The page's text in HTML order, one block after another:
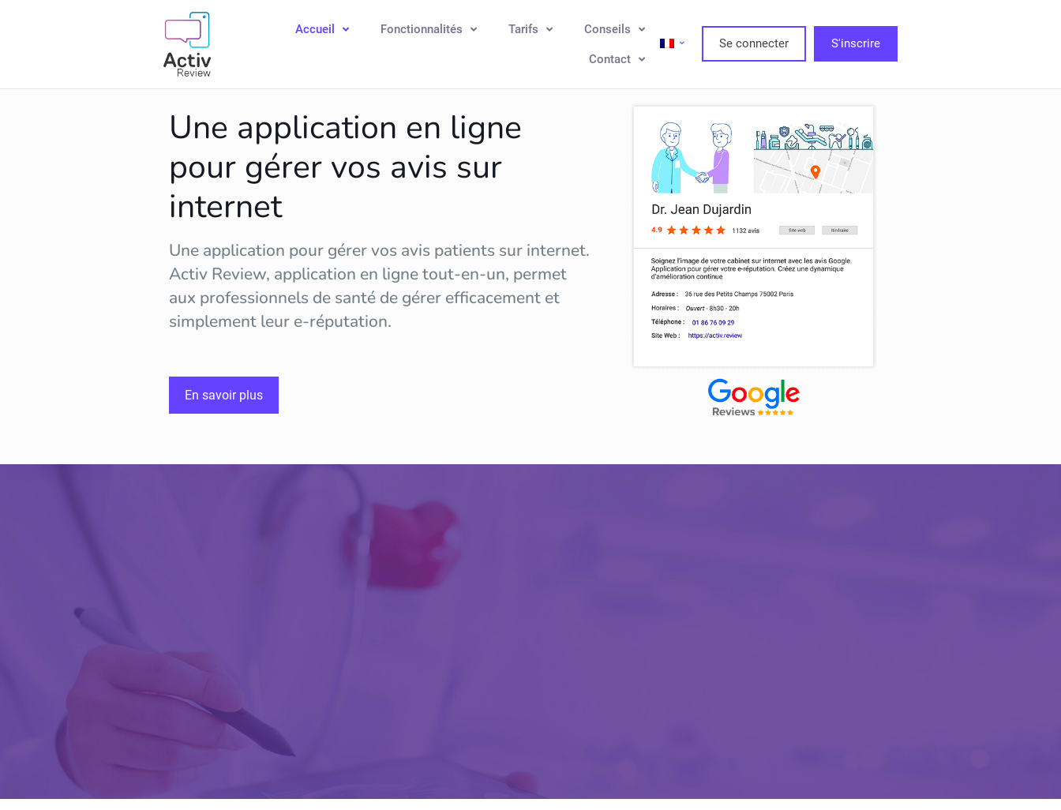
Accueil Fonctionnalités Tarifs Conseils
Contact
Se connecter S'inscrire
Une application en ligne
pour gérer vos avis sur
internet
Une application pour gérer vos avis patients sur internet.
Activ Review, application en ligne tout-en-un, permet
aux professionnels de santé de gérer efficacement et
simplement leur e-réputation.
En savoir plus